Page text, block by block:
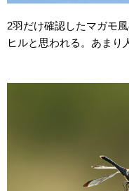
2羽だけ確認したマガモ
ヒルと思われる。あまり